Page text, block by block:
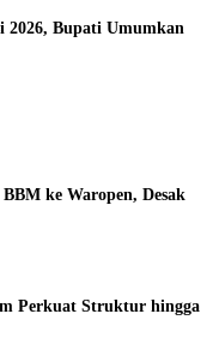
2026, Bupati Umumkan
ke Waropen, Desak
Perkuat Struktur hingga